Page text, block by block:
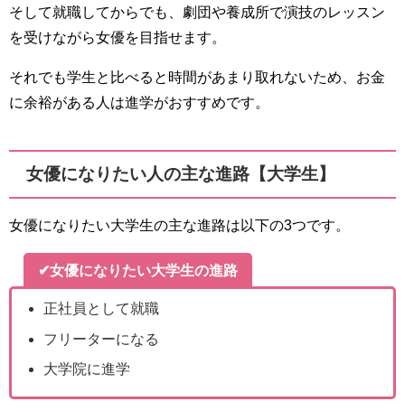
そして就職してからでも、劇団や養成所で演技のレッスン
を受けながら女優を目指せます。
それでも学生と比べると時間があまり取れないため、お金
に余裕がある人は進学がおすすめです。
女優になりたい人の主な進路【大学生】
女優になりたい大学生の主な進路は以下の3つです。
✔女優になりたい大学生の進路
正社員として就職
フリーターになる
大学院に進学